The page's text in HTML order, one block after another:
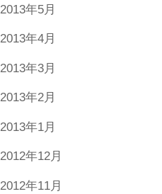
2013年5月
2013年4月
2013年3月
2013年2月
2013年1月
2012年12月
2012年11月